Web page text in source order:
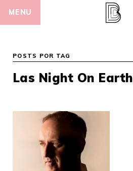
MENU
POSTS POR TAG
Las Night On Earth